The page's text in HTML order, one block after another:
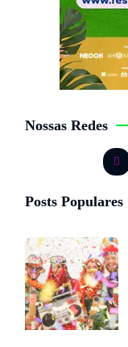
Nossas Redes
Posts Populares